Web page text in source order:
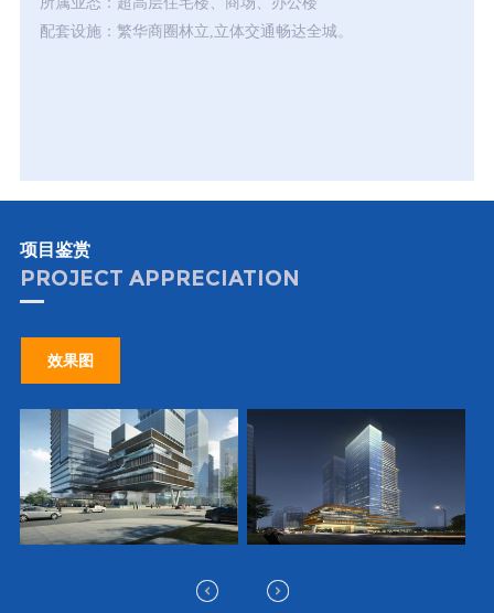
配套设施：繁华商圈林立,立体交通畅达全城。
项目鉴赏
PROJECT APPRECIATION
效果图